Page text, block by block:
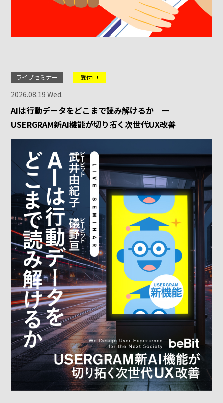
ライブセミナー 受付中
2026.08.19 Wed.
AIは行動データをどこまで読み解けるか ー
USERGRAM新AI機能が切り拓く次世代UX改善